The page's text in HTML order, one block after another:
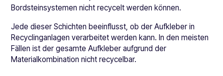
Bordsteinsystemen nicht recycelt werden können.
Jede dieser Schichten beeinflusst, ob der Aufkleber in
Recyclinganlagen verarbeitet werden kann. In den meisten
Fällen ist der gesamte Aufkleber aufgrund der
Materialkombination nicht recycelbar.